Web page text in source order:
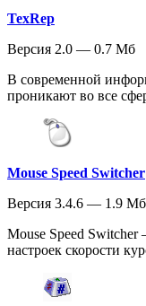
TexRep
Версия 2.0 — 0.7 Мб
В современной
проникают во все
Mouse Speed Switcher
Версия 3.4.6 — 1.9 Мб
Mouse Speed Switcher
настроек скорости